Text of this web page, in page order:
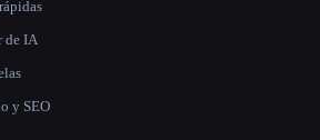
de IA
y SEO